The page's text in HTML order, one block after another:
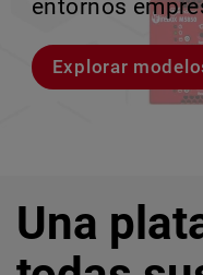
entornos
Explorar
provocan
ocultos de IA y
Explora CloudDR
escalar sin
Conozcan a Rai
crecimiento
Conozca
Una